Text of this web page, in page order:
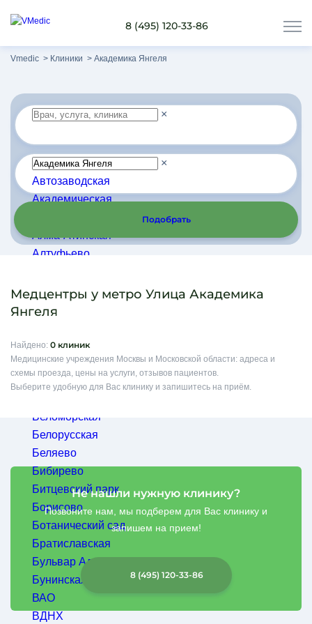
8 (495) 120-33-86
Vmedic Клиники Академика Янгеля
×
×
Автозаводская
Академическая
Алма-Атинская
Алтуфьево
Аэропорт
Бабушкинская
Балашиха
Баррикадная
Бауманская
Беломорская
Белорусская
Беляево
Бибирево
Битцевский парк
Борисово
Ботанический сад
Братиславская
Бульвар Адмирала Ушакова
Бунинская аллея
ВАО
ВДНХ
Подобрать
Медцентры у метро Улица Академика
Янгеля
Найдено: 0 клиник
Медицинские учреждения Москвы и Московской области: адреса и
схемы проезда, цены на услуги, отзывов пациентов.
Выберите удобную для Вас клинику и запишитесь на приём.
Результаты
поиска
Не нашли нужную клинику?
Позвоните нам, мы подберем для Вас клинику и
запишем на прием!
8 (495) 120-33-86